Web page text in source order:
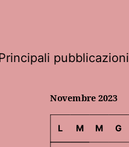
pubblicazioni
Novembre 2023
L M M G